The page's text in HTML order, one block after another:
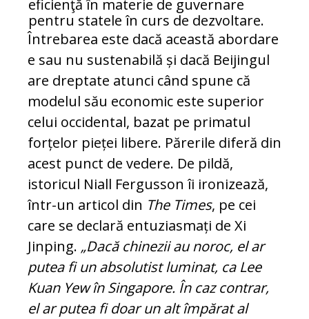
eficienţă în materie de guvernare
pentru statele în curs de dez­vol­ta­re.
Întrebarea este dacă această abordare
e sau nu sustenabilă și dacă Beijingul
are dreptate atunci când spune că
modelul său economic este superior
celui occi­den­tal, bazat pe primatul
forțelor pieței li­bere. Părerile diferă din
acest punct de vedere. De pildă,
istoricul Niall Fergusson îi ironizează,
într-un articol din The Times, pe cei
care se declară en­tu­zias­mați de Xi
Jinping. „Dacă chinezii au no­roc, el ar
putea fi un absolutist luminat, ca Lee
Kuan Yew în Singapore. În caz contrar,
el ar putea fi doar un alt îm­pă­rat al